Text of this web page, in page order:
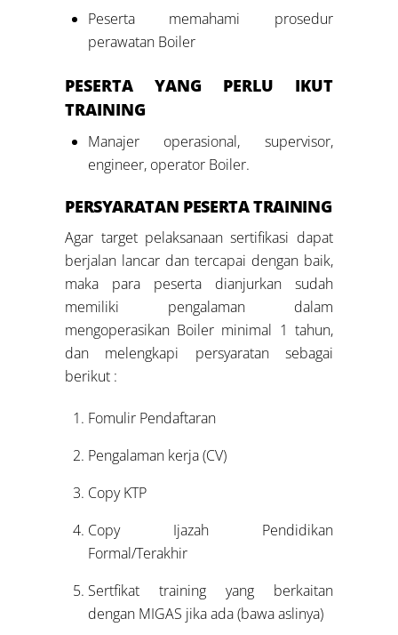
Peserta memahami prosedur
perawatan Boiler
PESERTA YANG PERLU IKUT
TRAINING
Manajer operasional, supervisor,
engineer, operator Boiler.
PERSYARATAN PESERTA TRAINING
Agar target pelaksanaan sertifikasi dapat
berjalan lancar dan tercapai dengan baik,
maka para peserta dianjurkan sudah
memiliki pengalaman dalam
mengoperasikan Boiler minimal 1 tahun,
dan melengkapi persyaratan sebagai
berikut :
Fomulir Pendaftaran
Pengalaman kerja (CV)
Copy KTP
Copy Ijazah Pendidikan
Formal/Terakhir
Sertfikat training yang berkaitan
dengan MIGAS jika ada (bawa aslinya)